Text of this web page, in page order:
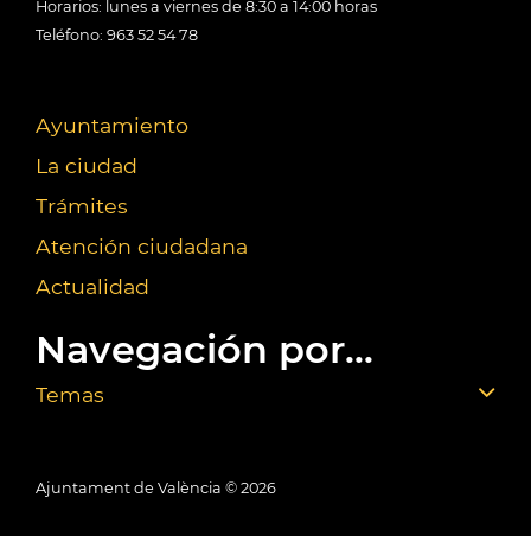
Horarios: lunes a viernes de 8:30 a 14:00 horas
Teléfono: 963 52 54 78
Ayuntamiento
La ciudad
Trámites
Atención ciudadana
Actualidad
Navegación por...
Temas
Ajuntament de València © 2026